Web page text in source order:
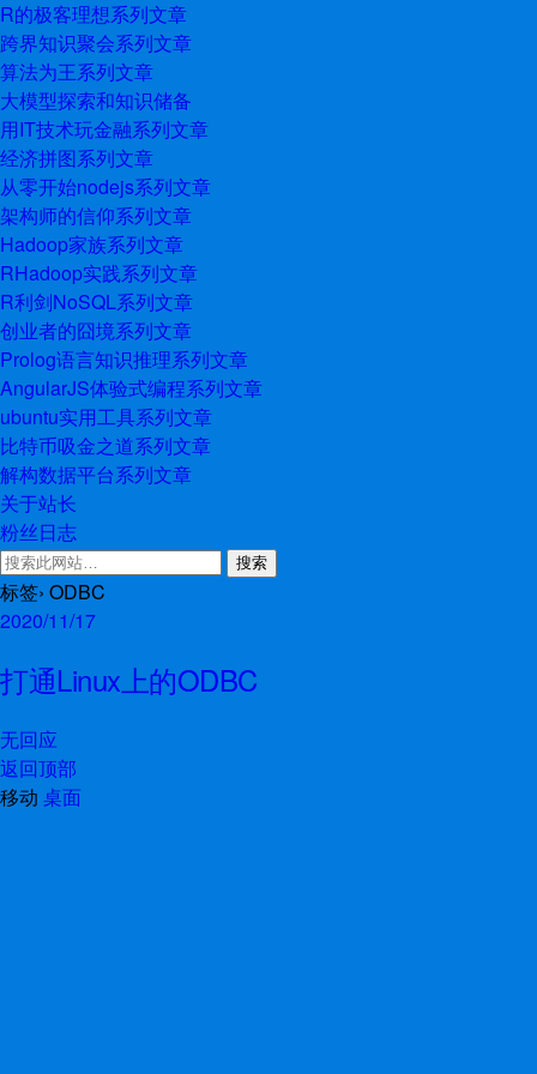
R的极客理想系列文章
跨界知识聚会系列文章
算法为王系列文章
大模型探索和知识储备
用IT技术玩金融系列文章
经济拼图系列文章
从零开始nodejs系列文章
架构师的信仰系列文章
Hadoop家族系列文章
RHadoop实践系列文章
R利剑NoSQL系列文章
创业者的囧境系列文章
Prolog语言知识推理系列文章
AngularJS体验式编程系列文章
ubuntu实用工具系列文章
比特币吸金之道系列文章
解构数据平台系列文章
关于站长
粉丝日志
标签› ODBC
2020/11/17
打通Linux上的ODBC
无回应
返回顶部
移动 桌面